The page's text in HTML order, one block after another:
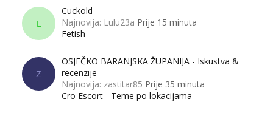
L
Cuckold
Najnovija: Lulu23a Prije 15 minuta
Fetish
Z
OSJEČKO BARANJSKA ŽUPANIJA - Iskustva &
recenzije
Najnovija: zastitar85 Prije 35 minuta
Cro Escort - Teme po lokacijama